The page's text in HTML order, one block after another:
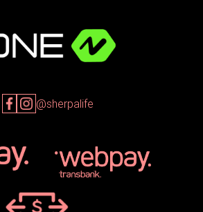
@sherpalife